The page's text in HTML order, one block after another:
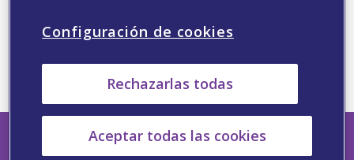
Configuración de cookies
Rechazarlas todas
Aceptar todas las cookies